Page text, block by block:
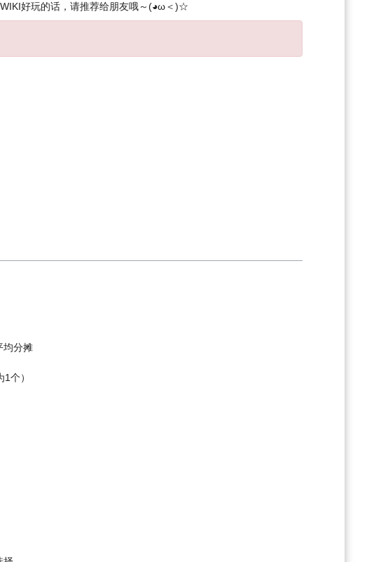
好玩的话，请推荐给朋友哦～(◕ω＜)☆
均分摊
个）